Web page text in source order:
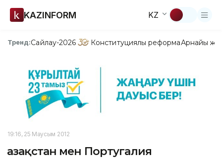
KAZINFORM KZ
Тренд:Сайлау-2026 Конституциялық реформаАрнайы
19:16, 25 Маусым 2012
Қазақстан мен Португалия